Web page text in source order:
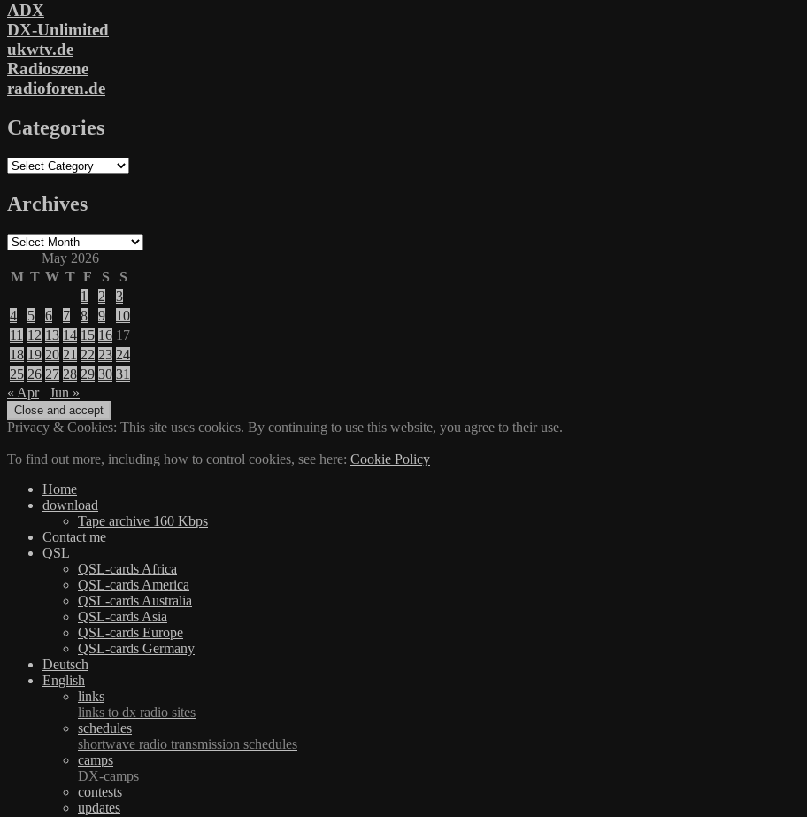
ADX
DX-Unlimited
ukwtv.de
Radioszene
radioforen.de
Categories
Categories
Archives
Archives
May 2026
M T W T F S
S
1
2
3
4
5 6 7 8 9
10
11 12 13 14 15 16 17
18 19 20 21 22 23 24
25 26 27 28 29 30 31
« Apr
Jun »
Privacy & Cookies: This site uses cookies. By continuing to use this website, you agree to their use.
To find out more, including how to control cookies, see here: Cookie Policy
Home
download
Tape archive 160 Kbps
Contact me
QSL
QSL-cards Africa
QSL-cards America
QSL-cards Australia
QSL-cards Asia
QSL-cards Europe
QSL-cards Germany
Deutsch
English
links
links to dx radio sites
schedules
shortwave radio transmission schedules
camps
DX-camps
contests
updates